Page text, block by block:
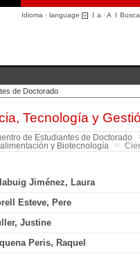
Idioma · language I a ·A I
de Doctorado
Tecnología y
de Estudiantes de Doctorado
y Biotecnología
Jiménez, Laura
Esteve, Pere
Justine
Peris, Raquel